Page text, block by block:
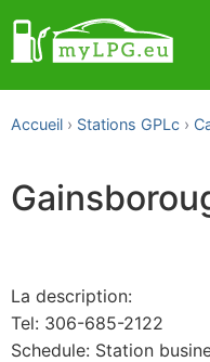
Accueil Stations GPLc
La description:
Tel: 306-685-2122
Schedule: Station